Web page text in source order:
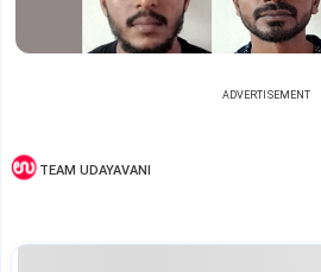
ADVERTISEMENT
TEAM UDAYAVANI